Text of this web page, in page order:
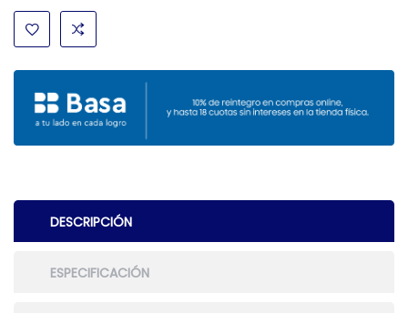
DESCRIPCIÓN
ESPECIFICACIÓN